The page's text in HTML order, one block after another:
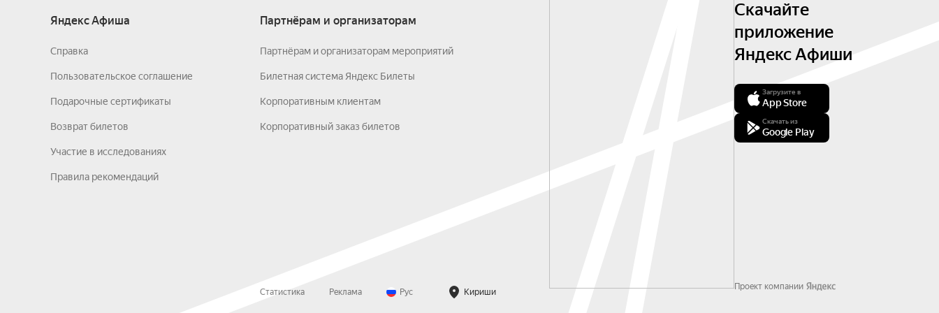
Яндекс Афиша
Справка
Пользовательское соглашение
Подарочные сертификаты
Возврат билетов
Участие в исследованиях
Правила рекомендаций
Партнёрам и организаторам
Партнёрам и организаторам мероприятий
Билетная система Яндекс Билеты
Корпоративным клиентам
Корпоративный заказ билетов
Статистика Реклама Рус Кириши
Скачайте
приложение
Яндекс Афиши
Загрузите в
App Store
Скачать из
Google Play
Проект компании